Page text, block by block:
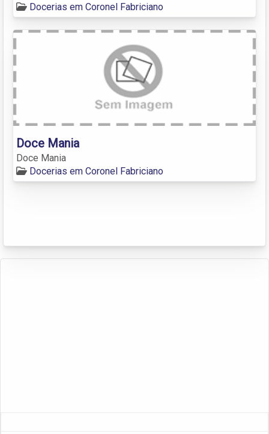
Docerias em Coronel Fabriciano
Doce Mania
Doce Mania
Docerias em Coronel Fabriciano